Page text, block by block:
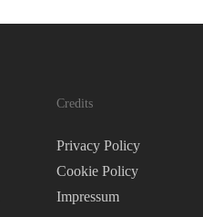
Credits
Privacy Policy
Cookie Policy
Impressum